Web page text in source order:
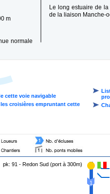
m
normale
Le long estuaire de
de la liaison Manche-
cette voie navigable
croisières empruntant cette
pk: 91 - Redon Sud (port à 300m)
1